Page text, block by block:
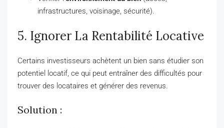
infrastructures, voisinage, sécurité).
5. Ignorer La Rentabilité Locative
Certains investisseurs achètent un bien sans étudier son
potentiel locatif, ce qui peut entraîner des difficultés pour
trouver des locataires et générer des revenus.
Solution :